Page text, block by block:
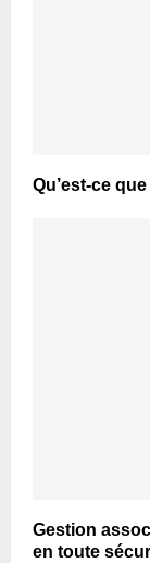
Qu’est-ce
Gestion
en toute